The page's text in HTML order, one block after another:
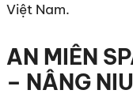
Việt Nam.
AN MIÊN
– NÂNG